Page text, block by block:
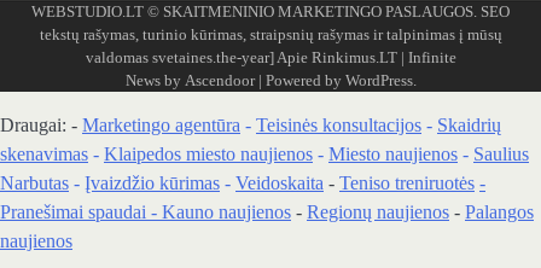
WEBSTUDIO.LT © SKAITMENINIO MARKETINGO PASLAUGOS. SEO
tekstų rašymas, turinio kūrimas, straipsnių rašymas ir talpinimas į mūsų
valdomas svetaines.the-year] Apie Rinkimus.LT| Infinite
News by Ascendoor| Powered by WordPress.
Draugai: - Marketingo agentūra - Teisinės konsultacijos - Skaidrių
skenavimas - Klaipedos miesto naujienos - Miesto naujienos - Saulius
Narbutas - Įvaizdžio kūrimas - Veidoskaita - Teniso treniruotės -
Pranešimai spaudai - Kauno naujienos - Regionų naujienos - Palangos
naujienos